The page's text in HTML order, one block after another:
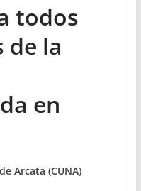
todos
de la
en
Arcata (CUNA)